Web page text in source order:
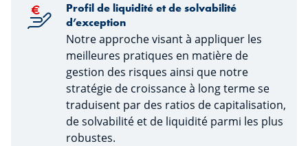
Profil de liquidité et de solvabilité
d’exception
Notre approche visant à appliquer les
meilleures pratiques en matière de
gestion des risques ainsi que notre
stratégie de croissance à long terme se
traduisent par des ratios de capitalisation,
de solvabilité et de liquidité parmi les plus
robustes.